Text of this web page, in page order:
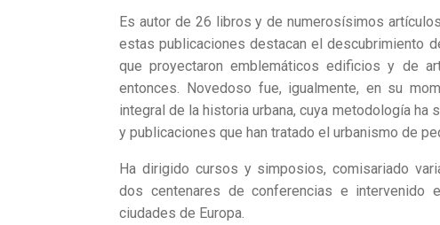
Es autor de 26 libros y de numerosísimos
estas publicaciones destacan el descubrimiento
que proyectaron emblemáticos edificios y de
entonces. Novedoso fue, igualmente, en su
integral de la historia urbana, cuya metodología
y publicaciones que han tratado el urbanismo de
Ha dirigido cursos y simposios, comisariado
dos centenares de conferencias e intervenido
ciudades de Europa.